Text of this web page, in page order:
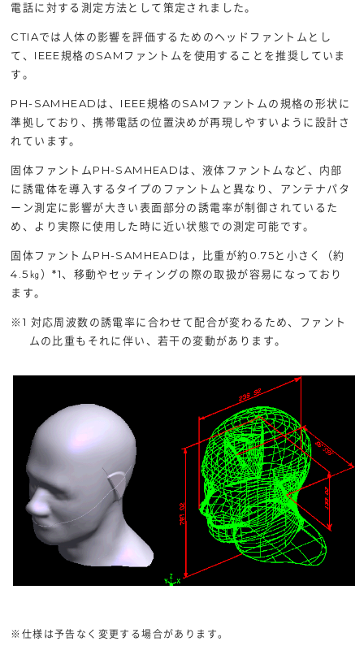
電話に対する測定方法として策定されました。
CTIAでは人体の影響を評価するためのヘッドファントムとし
て、IEEE規格のSAMファントムを使用することを推奨していま
す。
PH-SAMHEADは、IEEE規格のSAMファントムの規格の形状に
準拠しており、携帯電話の位置決めが再現しやすいように設計さ
れています。
固体ファントムPH-SAMHEADは、液体ファントムなど、内部
に誘電体を導入するタイプのファントムと異なり、アンテナパタ
ーン測定に影響が大きい表面部分の誘電率が制御されているた
め、より実際に使用した時に近い状態での測定可能です。
固体ファントムPH-SAMHEADは，比重が約0.75と小さく（約
4.5㎏）*1、移動やセッティングの際の取扱が容易になっており
ます。
※1 対応周波数の誘電率に合わせて配合が変わるため、ファント
ムの比重もそれに伴い、若干の変動があります。
※仕様は予告なく変更する場合があります。